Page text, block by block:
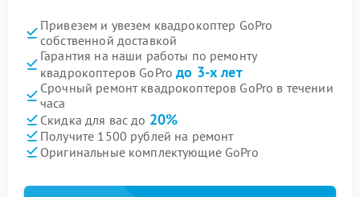
Привезем и увезем квадрокоптер GoPro
собственной доставкой
Гарантия на наши работы по ремонту
квадрокоптеров GoProдо 3-х лет
Срочный ремонт квадрокоптеров GoPro в течении
часа
Скидка для вас до 20%
Получите 1500 рублей на ремонт
Оригинальные комплектующие GoPro